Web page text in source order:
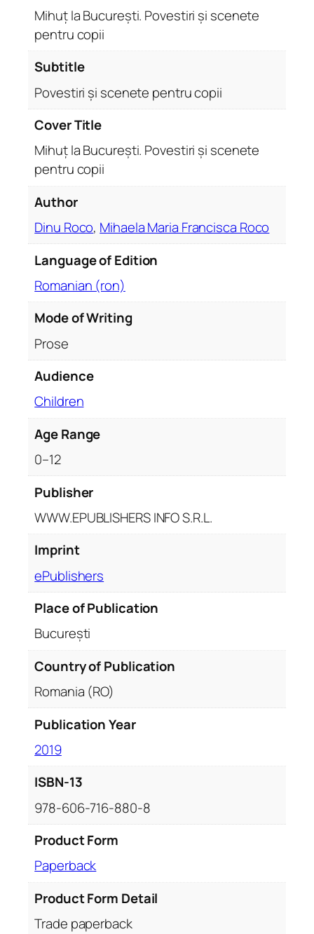
i
i
e
n
u
t
Mihuț la București. Povestiri și scenete
pentru copii
Subtitle
Povestiri și scenete pentru copii
Cover Title
Mihuț la București. Povestiri și scenete
pentru copii
Author
Dinu Roco, Mihaela Maria Francisca Roco
Language of Edition
Romanian (ron)
Mode of Writing
Prose
Audience
Children
Age Range
0–12
Publisher
WWW.EPUBLISHERS INFO S.R.L.
Imprint
ePublishers
Place of Publication
București
Country of Publication
Romania (RO)
Publication Year
2019
ISBN-13
978-606-716-880-8
Product Form
Paperback
Product Form Detail
Trade paperback